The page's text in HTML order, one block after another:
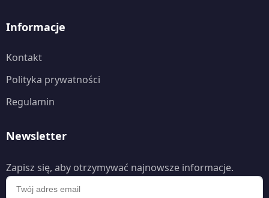
Informacje
Kontakt
Polityka prywatności
Regulamin
Newsletter
Zapisz się, aby otrzymywać najnowsze informacje.